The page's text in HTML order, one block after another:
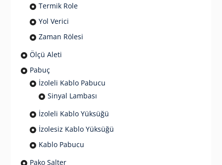
Termik Role
Yol Verici
Zaman Rölesi
Ölçü Aleti
Pabuç
İzoleli Kablo Pabucu
Sinyal Lambası
İzoleli Kablo Yüksüğü
İzolesiz Kablo Yüksüğü
Kablo Pabucu
Pako Şalter